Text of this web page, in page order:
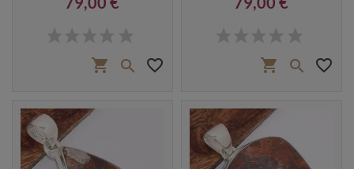
shopping_cart  favorite_border shopping_cart  favorite_border